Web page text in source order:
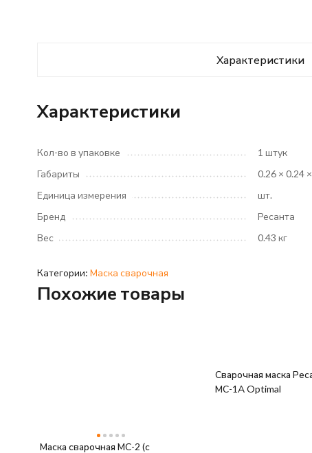
Характеристики
Характеристики
Кол-во в упаковке
1 штук
Габариты
0.26 × 0.24
Единица измерения
шт.
Бренд
Ресанта
Вес
0.43 кг
Категории: Маска сварочная
Похожие товары
Маска сварочная МС-2 (с
Сварочная маска
МС-1А Optimal